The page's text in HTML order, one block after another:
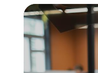
Академия
СКУД:
мобильный
доступ,
бесконтактная